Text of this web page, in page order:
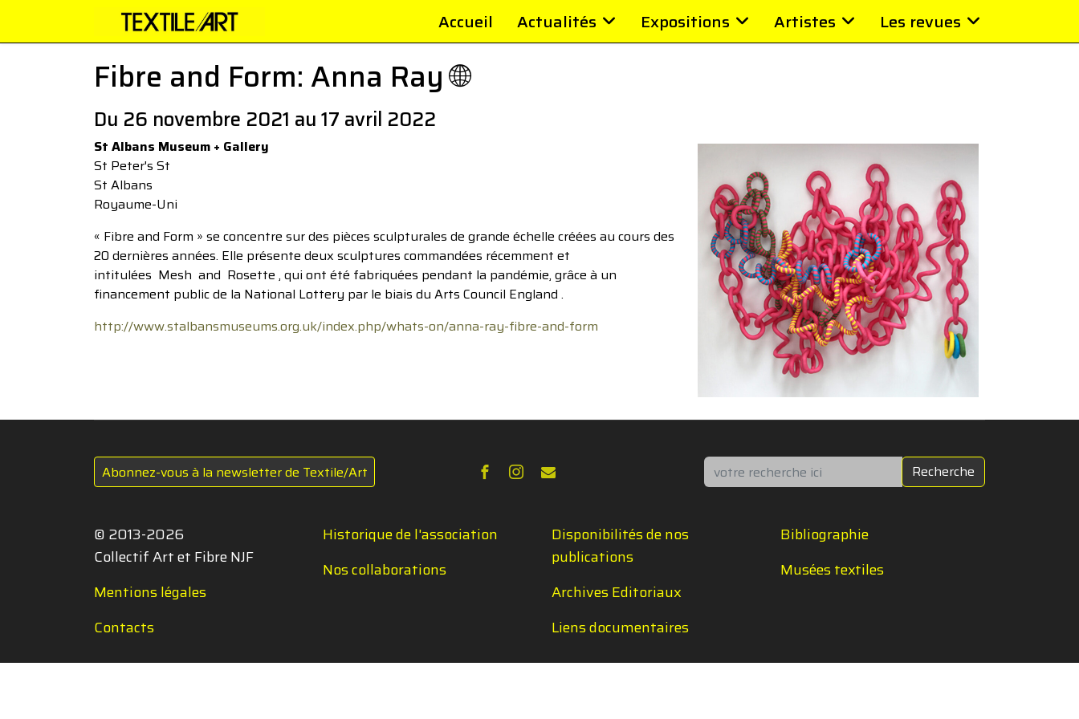
Accueil Actualités Expositions Artistes Les revues
Fibre and Form: Anna Ray 🌐
Du 26 novembre 2021 au 17 avril 2022
St Albans Museum + Gallery
St Peter's St
St Albans
Royaume-Uni
« Fibre and Form » se concentre sur des pièces sculpturales de grande échelle créées au cours des
20 dernières années. Elle présente deux sculptures commandées récemment et
intitulées Mesh and Rosette , qui ont été fabriquées pendant la pandémie, grâce à un
financement public de la National Lottery par le biais du Arts Council England .
http://www.stalbansmuseums.org.uk/index.php/whats-on/anna-ray-fibre-and-form
Abonnez-vous à la newsletter de Textile/Art Rechercher Recherche
© 2013-2026
Collectif Art et Fibre NJF
Mentions légales
Contacts
Historique de l'association
Nos collaborations
Disponibilités de nos
publications
Archives Editoriaux
Liens documentaires
Bibliographie
Musées textiles